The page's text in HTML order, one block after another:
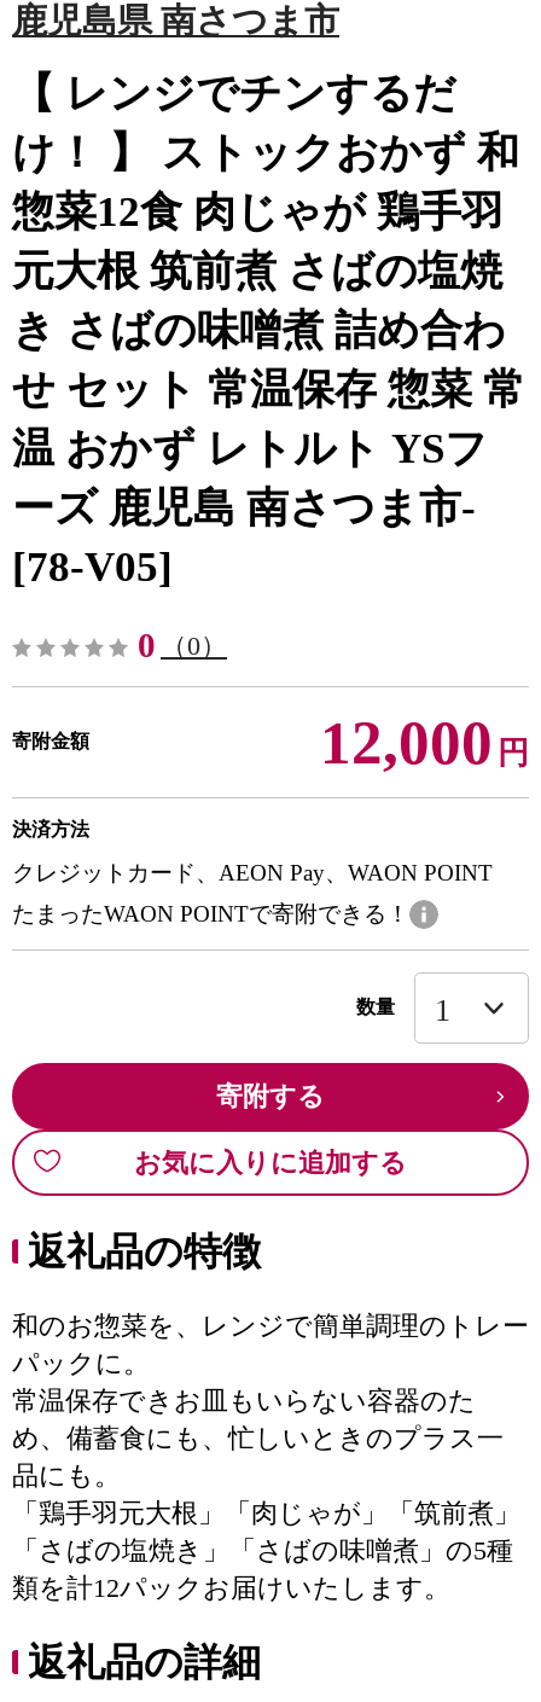
鹿児島県 南さつま市
【 レンジでチンするだ
け！ 】 ストックおかず 和
惣菜12食 肉じゃが 鶏手羽
元大根 筑前煮 さばの塩焼
き さばの味噌煮 詰め合わ
せ セット 常温保存 惣菜 常
温 おかず レトルト YSフ
ーズ 鹿児島 南さつま市-
[78-V05]
0 （0）
寄附金額 12,000 円
決済方法
クレジットカード、AEON Pay、WAON POINT
たまったWAON POINTで寄附できる！
数量
寄附する
お気に入りに追加する
返礼品の特徴
和のお惣菜を、レンジで簡単調理のトレー
パックに。
常温保存できお皿もいらない容器のた
め、備蓄食にも、忙しいときのプラス一
品にも。
「鶏手羽元大根」「肉じゃが」「筑前煮」
「さばの塩焼き」「さばの味噌煮」の5種
類を計12パックお届けいたします。
返礼品の詳細